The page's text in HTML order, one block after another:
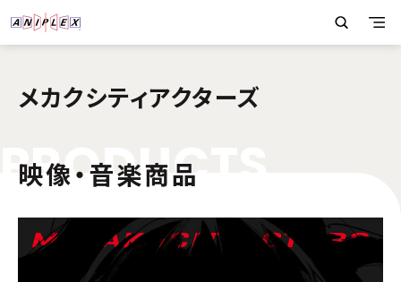
メカクシティアクターズ
PRODUC
映像・音楽商品